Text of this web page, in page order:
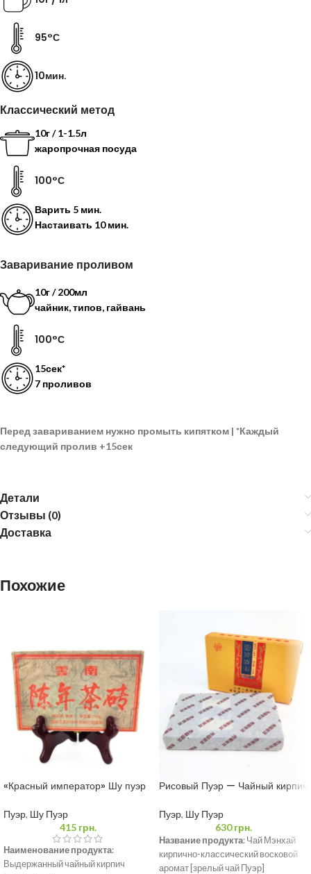
95°С
10мин.
Классический метод
10г / 1-1.5л
жаропрочная посуда
100°С
Варить 5 мин.
Настаивать 10 мин.
Заваривание проливом
10г / 200мл
чайник, типов, гайвань
100°С
15сек*
7 проливов
Перед завариванием нужно промыть кипятком | *Каждый
следующий пролив +15сек
Детали
Отзывы (0)
Доставка
Похожие
«Красный император» Шу пуэр
Пуэр, Шу Пуэр
415грн.
Наименование продукта:
Выдержанный чайный кирпич
Рисовый Пуэр — Чайный кирпич
Пуэр, Шу Пуэр
630грн.
Название продукта: Чай Мэнхай
кирпично-классический восковой
аромат [зрелый чай Пуэр]